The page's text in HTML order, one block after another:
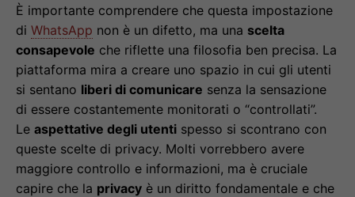
È importante comprendere che questa impostazione
di WhatsApp non è un difetto, ma una scelta
consapevole che riflette una filosofia ben precisa. La
piattaforma mira a creare uno spazio in cui gli utenti
si sentano liberi di comunicare senza la sensazione
di essere costantemente monitorati o “controllati”.
Le aspettative degli utenti spesso si scontrano con
queste scelte di privacy. Molti vorrebbero avere
maggiore controllo e informazioni, ma è cruciale
capire che la privacy è un diritto fondamentale e che